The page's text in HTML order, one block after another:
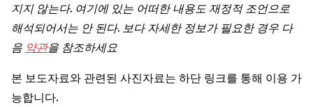
지지 않는다. 여기에 있는 어떠한 내용도 재정적 조언으로
해석되어서는 안 된다. 보다 자세한 정보가 필요한 경우 다
음 약관을 참조하세요
본 보도자료와 관련된 사진자료는 하단 링크를 통해 이용 가
능합니다.